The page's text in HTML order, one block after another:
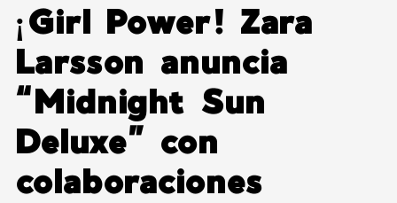
¡Girl Power! Zara
Larsson anuncia
“Midnight Sun
Deluxe” con
colaboraciones